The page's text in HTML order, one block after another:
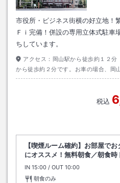
市役所・ビジネス街横の好立地！
Ｆｉ完備！併設の専用立体式駐車
ちしています。
アクセス： 岡山駅から徒歩約１２分
から徒歩約２分です。お車の場合、岡
分。早島ＩＣから国道２号線で岡山市
税込
【喫煙ルーム確約】お部屋で
にオススメ！無料朝食／朝食
IN チェックイン
15:00 / OUT チェックアウト
10:00
朝食のみ